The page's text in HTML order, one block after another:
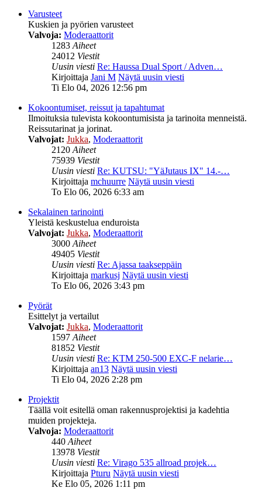
Varusteet
Kuskien ja pyörien varusteet
Valvoja: Moderaattorit
1283Aiheet
24012 Viestit
Uusin viesti Re: Haussa Dual Sport / Adven…
Kirjoittaja Jani M Näytä uusin viesti
Ti Elo 04, 2026 12:56 pm
Kokoontumiset, reissut ja tapahtumat
Ilmoituksia tulevista kokoontumisista ja tarinoita menneistä.
Reissutarinat ja jorinat.
Valvojat: Jukka, Moderaattorit
2120Aiheet
75939 Viestit
Uusin viesti Re: KUTSU: "YäJutaus IX" 14.-…
Kirjoittaja mchuurre Näytä uusin viesti
To Elo 06, 2026 6:33 am
Sekalainen tarinointi
Yleistä keskustelua enduroista
Valvojat: Jukka, Moderaattorit
3000Aiheet
49405 Viestit
Uusin viesti Re: Ajassa taakseppäin
Kirjoittaja markusj Näytä uusin viesti
To Elo 06, 2026 3:43 pm
Pyörät
Esittelyt ja vertailut
Valvojat: Jukka, Moderaattorit
1597Aiheet
81852 Viestit
Uusin viesti Re: KTM 250-500 EXC-F nelarie…
Kirjoittaja an13 Näytä uusin viesti
Ti Elo 04, 2026 2:28 pm
Projektit
Täällä voit esitellä oman rakennusprojektisi ja kadehtia
muiden projekteja.
Valvoja: Moderaattorit
440Aiheet
13978 Viestit
Uusin viesti Re: Virago 535 allroad projek…
Kirjoittaja Pturu Näytä uusin viesti
Ke Elo 05, 2026 1:11 pm